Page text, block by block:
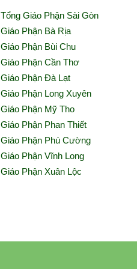
Tổng Giáo Phận Sài Gòn
Giáo Phận Bà Rịa
Giáo Phận Bùi Chu
Giáo Phận Cần Thơ
Giáo Phận Đà Lạt
Giáo Phận Long Xuyên
Giáo Phận Mỹ Tho
Giáo Phận Phan Thiết
Giáo Phận Phú Cường
Giáo Phận Vĩnh Long
Giáo Phận Xuân Lộc